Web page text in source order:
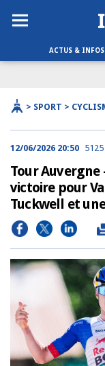
ACTUS & INFOS
> SPORT >
12/06/2026 20:50 5125
Tour Auvergne
victoire pour
Tuckwell et